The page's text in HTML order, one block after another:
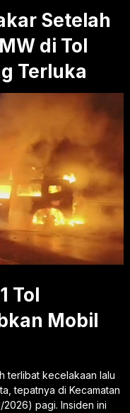
Setelah
di Tol
Terluka
Tol
Mobil
terlibat kecelakaan lalu
tepatnya di Kecamatan
pagi. Insiden ini